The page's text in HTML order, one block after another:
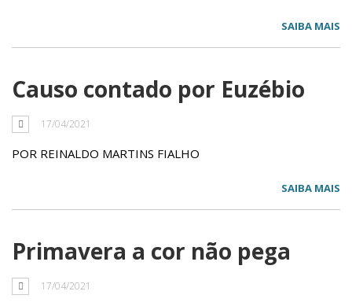
SAIBA MAIS
Causo contado por Euzébio
17/04/2021
POR REINALDO MARTINS FIALHO
SAIBA MAIS
Primavera a cor não pega
17/04/2021